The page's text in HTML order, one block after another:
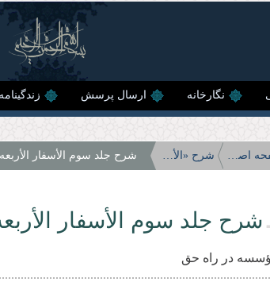
نگارخانه ارسال پرسش زندگینامه
صفحه اصلی شرح «الأسفار الأربعه» شرح جلد سوم الأسفار الأربعه
شرح جلد سوم الأسفار
در راه حق